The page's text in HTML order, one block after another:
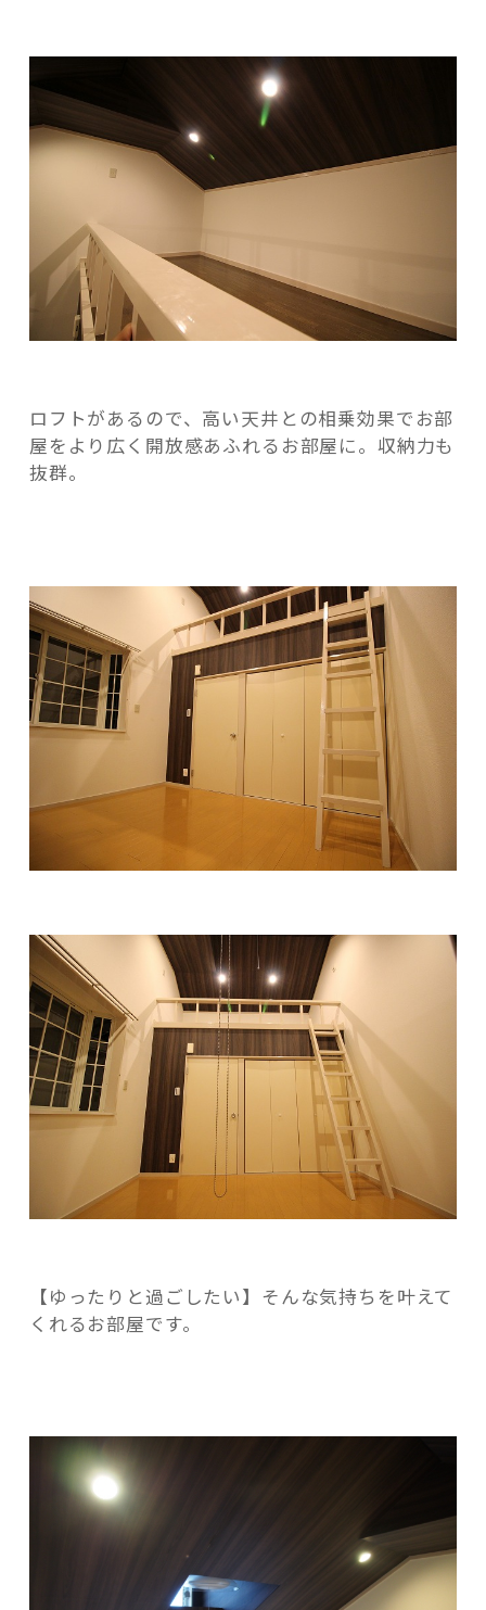
ロフトがあるので、高い天井との相乗効果でお部
屋をより広く開放感あふれるお部屋に。収納力も
抜群。
【ゆったりと過ごしたい】そんな気持ちを叶えて
くれるお部屋です。